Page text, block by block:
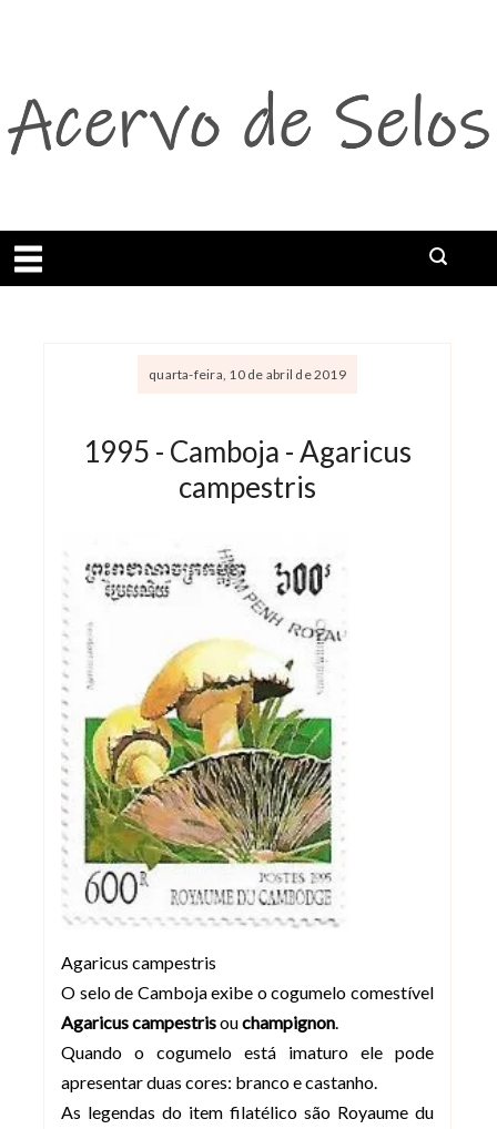
Abrir menu
quarta-feira, 10 de abril de 2019
1995 - Camboja - Agaricus
campestris
Agaricus campestris
O selo de Camboja exibe o cogumelo comestível
Agaricus campestrisouchampignon.
Quando o cogumelo está imaturo ele pode
apresentar duas cores: branco e castanho.
As legendas do item filatélico são Royaume du